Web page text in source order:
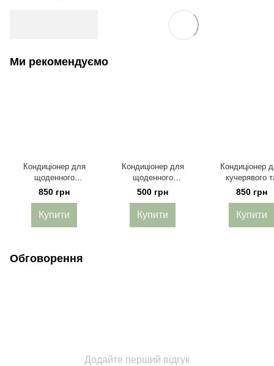
Ми рекомендуємо
Кондиціонер для
щоденного
використання Mimare
Frequent Use
Conditioner 480 мл
850 грн
Купити
Кондиціонер для
щоденного
використання Mimare
Frequent Use
Conditioner 200 мл
500 грн
Купити
Кондиціонер
кучерявого
хвилястого
Mimare Curly
Co-Wash
480 мл
850 грн
Купити
Обговорення
Додайте перший відгук